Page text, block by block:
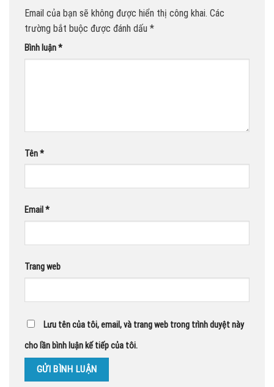
Email của bạn sẽ không được hiển thị công khai. Các
trường bắt buộc được đánh dấu *
Bình luận*
Tên*
Email *
Trang web
Lưu tên của tôi, email, và trang web trong trình duyệt này
cho lần bình luận kế tiếp của tôi.